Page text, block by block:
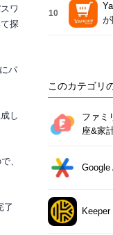
ワ
探
パ
し
、
了
10
このカテゴリ
ファミ
座&家
Google